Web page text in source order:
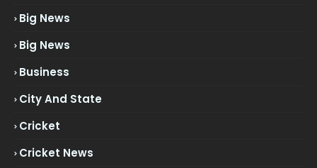
Big News
Big News
Business
City And State
Cricket
Cricket News